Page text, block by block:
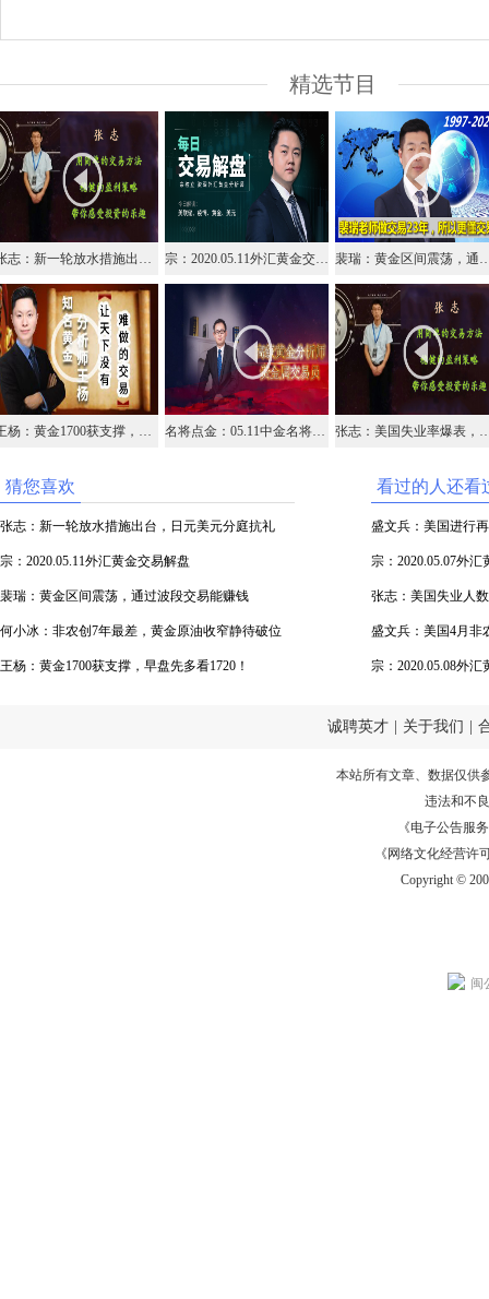
精选节目
张志：新一轮放水措施出台，日元美元分庭抗礼 宗：2020.05.11外汇黄金交易解盘 裴瑞：黄金区间震荡，
王杨：黄金1700获支撑，早盘先多看1720！ 名将点金：05.11中金名将在线视频直播黄金外汇原油 张志：美国失业率爆
猜您喜欢
张志：新一轮放水措施出台，日元美元分庭抗礼
宗：2020.05.11外汇黄金交易解盘
裴瑞：黄金区间震荡，通过波段交易能赚钱
何小冰：非农创7年最差，黄金原油收窄静待破位
王杨：黄金1700获支撑，早盘先多看1720！
看过的人还看
盛文兵：美国进行
宗：2020.05.07外汇
张志：美国失业人
盛文兵：美国4月非
空
宗：2020.05.08外汇
诚聘英才 关于我们
本站所有文章、数据仅供
违法和不
《电子公告服务
《网络文化经营许
Copyright ©
闽